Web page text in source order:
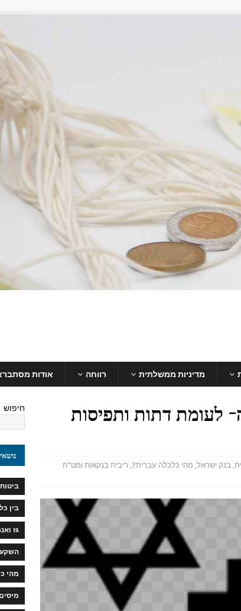
מדיניות ממשלתית רווחה אודות
לעומת דתות ותפיסות
,בנק ישראל,מהי כלכלה עברית?,ריבית בנקאות ומט"ח
חיפוש
בין
גז
מהי